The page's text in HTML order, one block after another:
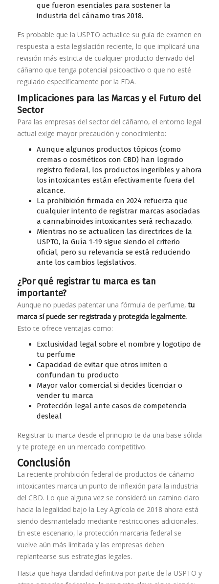
que fueron esenciales para sostener la
industria del cáñamo tras 2018.
Es probable que la USPTO actualice su guía de examen en
respuesta a esta legislación reciente, lo que implicará una
revisión más estricta de cualquier producto derivado del
cáñamo que tenga potencial psicoactivo o que no esté
regulado específicamente por la FDA.
Implicaciones para las Marcas y el Futuro del
Sector
Para las empresas del sector del cáñamo, el entorno legal
actual exige mayor precaución y conocimiento:
Aunque algunos productos tópicos (como
cremas o cosméticos con CBD) han logrado
registro federal, los productos ingeribles y ahora
los intoxicantes están efectivamente fuera del
alcance.
La prohibición firmada en 2024 refuerza que
cualquier intento de registrar marcas asociadas
a cannabinoides intoxicantes será rechazado.
Mientras no se actualicen las directrices de la
USPTO, la Guía 1-19 sigue siendo el criterio
oficial, pero su relevancia se está reduciendo
ante los cambios legislativos.
¿Por qué registrar tu marca es tan
importante?
Aunque no puedas patentar una fórmula de perfume,tu
marca sí puede ser registrada y protegida legalmente.
Esto te ofrece ventajas como:
Exclusividad legal sobre el nombre y logotipo de
tu perfume
Capacidad de evitar que otros imiten o
confundan tu producto
Mayor valor comercial si decides licenciar o
vender tu marca
Protección legal ante casos de competencia
desleal
Registrar tu marca desde el principio te da una base sólida
y te protege en un mercado competitivo.
Conclusión
La reciente prohibición federal de productos de cáñamo
intoxicantes marca un punto de inflexión para la industria
del CBD. Lo que alguna vez se consideró un camino claro
hacia la legalidad bajo la Ley Agrícola de 2018 ahora está
siendo desmantelado mediante restricciones adicionales.
En este escenario, la protección marcaria federal se
vuelve aún más limitada y las empresas deben
replantearse sus estrategias legales.
Hasta que haya claridad definitiva por parte de la USPTO y